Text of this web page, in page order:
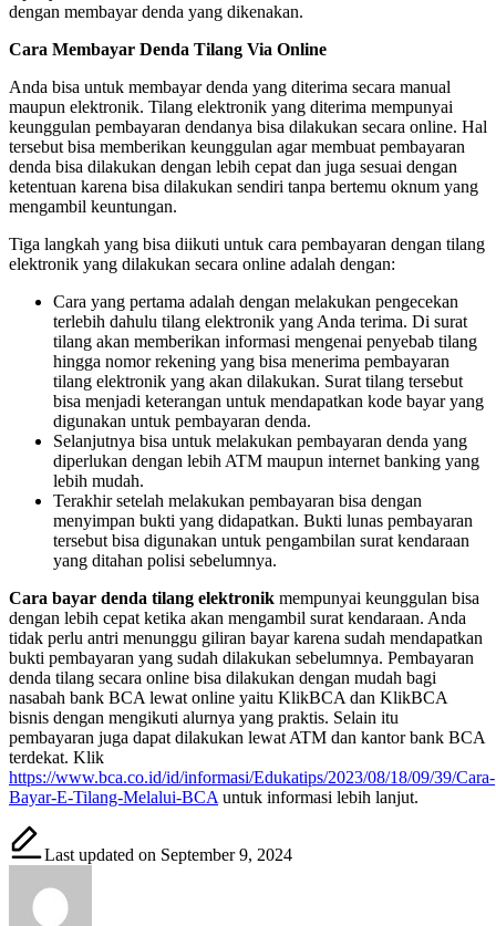
dengan membayar denda yang dikenakan.
Cara Membayar Denda Tilang Via Online
Anda bisa untuk membayar denda yang diterima secara manual
maupun elektronik. Tilang elektronik yang diterima mempunyai
keunggulan pembayaran dendanya bisa dilakukan secara online. Hal
tersebut bisa memberikan keunggulan agar membuat pembayaran
denda bisa dilakukan dengan lebih cepat dan juga sesuai dengan
ketentuan karena bisa dilakukan sendiri tanpa bertemu oknum yang
mengambil keuntungan.
Tiga langkah yang bisa diikuti untuk cara pembayaran dengan tilang
elektronik yang dilakukan secara online adalah dengan:
Cara yang pertama adalah dengan melakukan pengecekan
terlebih dahulu tilang elektronik yang Anda terima. Di surat
tilang akan memberikan informasi mengenai penyebab tilang
hingga nomor rekening yang bisa menerima pembayaran
tilang elektronik yang akan dilakukan. Surat tilang tersebut
bisa menjadi keterangan untuk mendapatkan kode bayar yang
digunakan untuk pembayaran denda.
Selanjutnya bisa untuk melakukan pembayaran denda yang
diperlukan dengan lebih ATM maupun internet banking yang
lebih mudah.
Terakhir setelah melakukan pembayaran bisa dengan
menyimpan bukti yang didapatkan. Bukti lunas pembayaran
tersebut bisa digunakan untuk pengambilan surat kendaraan
yang ditahan polisi sebelumnya.
Cara bayar denda tilang elektronik mempunyai keunggulan bisa
dengan lebih cepat ketika akan mengambil surat kendaraan. Anda
tidak perlu antri menunggu giliran bayar karena sudah mendapatkan
bukti pembayaran yang sudah dilakukan sebelumnya. Pembayaran
denda tilang secara online bisa dilakukan dengan mudah bagi
nasabah bank BCA lewat online yaitu KlikBCA dan KlikBCA
bisnis dengan mengikuti alurnya yang praktis. Selain itu
pembayaran juga dapat dilakukan lewat ATM dan kantor bank BCA
terdekat. Klik
https://www.bca.co.id/id/informasi/Edukatips/2023/08/18/09/39/Cara-
Bayar-E-Tilang-Melalui-BCA untuk informasi lebih lanjut.
Last updated on September 9, 2024